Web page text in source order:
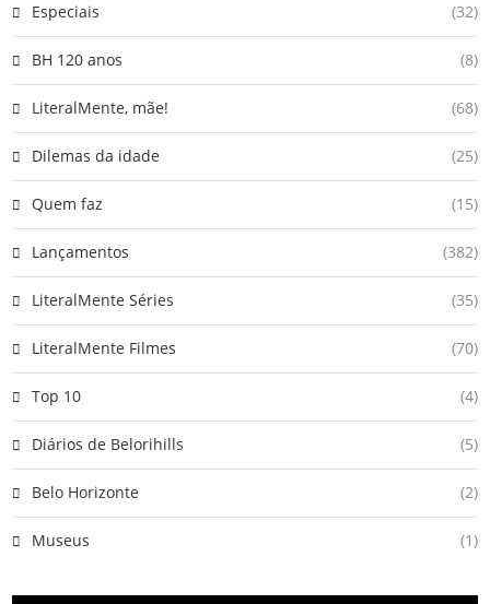
Especiais (32)
BH 120 anos (8)
LiteralMente, mãe! (68)
Dilemas da idade (25)
Quem faz (15)
Lançamentos (382)
LiteralMente Séries (35)
LiteralMente Filmes (70)
Top 10 (4)
Diários de Belorihills (5)
Belo Horizonte (2)
Museus (1)